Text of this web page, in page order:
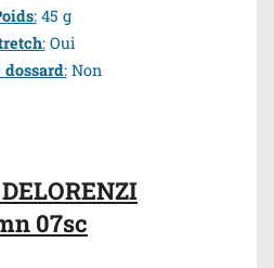
:45 g
:Oui
dossard:Non
07sc